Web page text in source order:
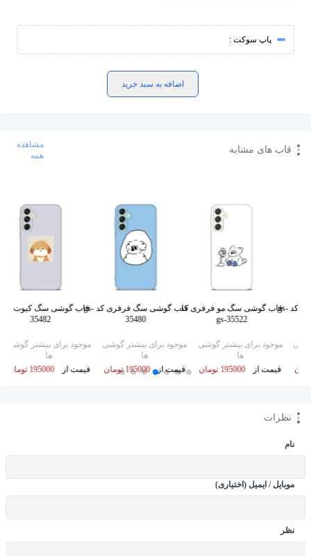
پاپ سوکت :
اضافه به سبد خرید
قاب های مشابه
مشاهده
همه
قاب گوشی سگ سفید کد gs-قاب گوشی سگ مو فرفری کد
gs-35522
موجود برای بیشتر گوشی
ها
قیمت از
195000 تومان
قاب گوشی سگ فرفری کد gs-
35480
موجود برای بیشتر گوشی
ها
قیمت از
195000 تومان
35482
موجود برای بیشتر گوشی
ها
قیمت از
195000 تومان
نظرات
نام
موبایل / ایمیل (اختیاری)
نظر